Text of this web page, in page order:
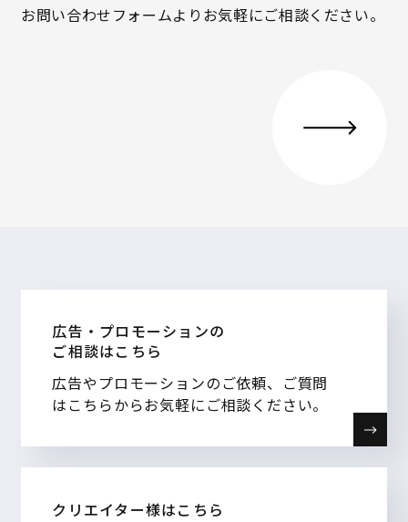
お問い合わせフォームよりお気軽にご相談ください。
広告・プロモーションの
ご相談はこちら
広告やプロモーションのご依頼、ご質問
はこちらからお気軽にご相談ください。
クリエイター様はこちら